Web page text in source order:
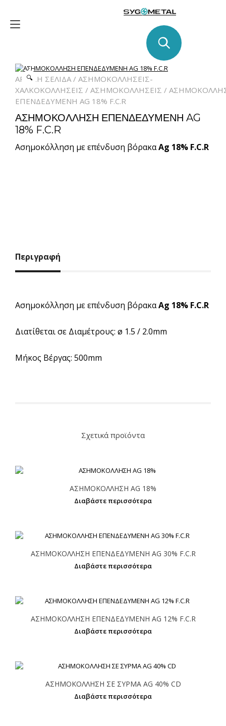
contentToggle
🔍
ΑΡΧΙΚΉ ΣΕΛΊΔΑ/ ΑΣΗΜΟΚΟΛΛΗΣΕΙΣ-
ΧΑΛΚΟΚΟΛΛΗΣΕΙΣ / ΑΣΗΜΟΚΟΛΛΉΣΕΙΣ /
ΕΠΕΝΔΕΔΥΜΕΝΗ AG 18% F.C.R
ΑΣΗΜΟΚΟΛΛΗΣΗ ΕΠΕΝΔΕΔΥΜΕΝΗ AG
18% F.C.R
Ασημοκόλληση με επένδυση βόρακαAg 18% F.C.R
Περιγραφή
Ασημοκόλληση με επένδυση βόρακαAg 18% F.C.R
Διατίθεται σε Διαμέτρους: ø 1.5 / 2.0mm
Μήκος Βέργας: 500mm
Σχετικά προϊόντα
ΑΣΗΜΟΚΟΛΛΗΣΗ AG 18%
Διαβάστε περισσότερα
ΑΣΗΜΟΚΟΛΛΗΣΗ ΕΠΕΝΔΕΔΥΜΕΝΗ AG 30% F.C.R
Διαβάστε περισσότερα
ΑΣΗΜΟΚΟΛΛΗΣΗ ΕΠΕΝΔΕΔΥΜΕΝΗ AG 12% F.C.R
Διαβάστε περισσότερα
ΑΣΗΜΟΚΟΛΛΗΣΗ ΣΕ ΣΥΡΜΑ AG 40% CD
Διαβάστε περισσότερα